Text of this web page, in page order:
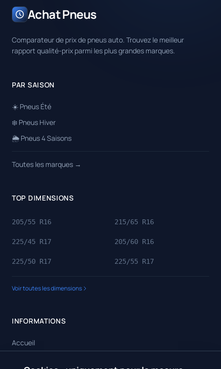
Achat Pneus
Comparateur de prix de pneus auto. Trouvez le meilleur
rapport qualité-prix parmi les plus grandes marques.
PAR SAISON
☀️ Pneus Été
❄️ Pneus Hiver
🌦️ Pneus 4 Saisons
Toutes les marques →
TOP DIMENSIONS
205/55 R16 215/65 R16
225/45 R17 205/60 R16
225/50 R17 225/55 R17
Voir toutes les dimensions
INFORMATIONS
Accueil